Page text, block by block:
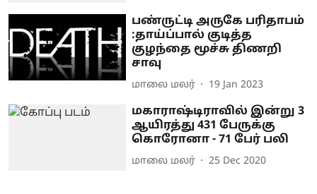
பண்ருட்டி அருகே பரிதாபம்
:தாய்ப்பால் குடித்த
குழந்தை மூச்சு திணறி
சாவு
மாலை மலர் 19 Jan 2023
மகாராஷ்டிராவில் இன்று 3
ஆயிரத்து 431 பேருக்கு
கொரோனா - 71 பேர் பலி
மாலை மலர் 25 Dec 2020